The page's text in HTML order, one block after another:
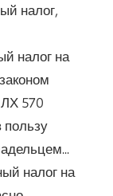
налог,
налог на
570
налог на